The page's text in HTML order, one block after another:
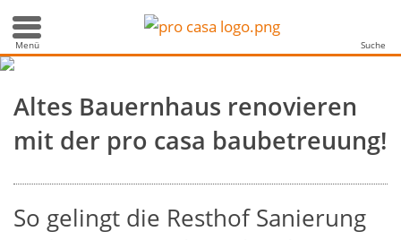
Menü
Wohnraum umbauen
Altes Bauernhaus renovieren
mit der pro casa baubetreuung!
So gelingt die Resthof Sanierung